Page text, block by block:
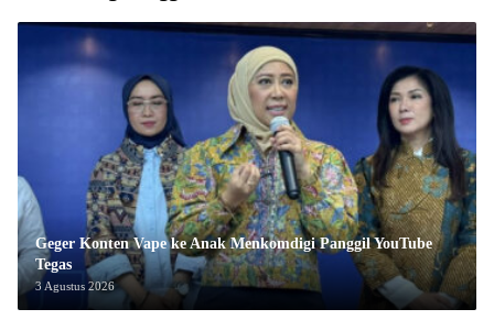
Geger Konten Vape ke Anak Menkomdigi Panggil YouTube
Tegas
3 Agustus 2026